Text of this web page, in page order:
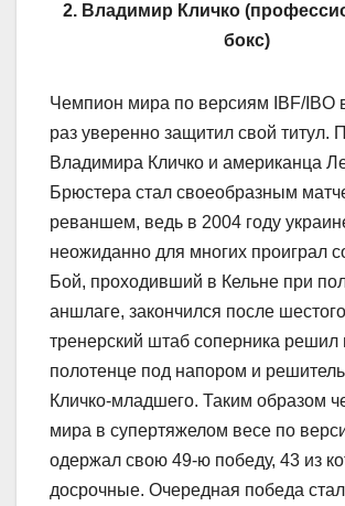
2. Владимир Кличко
бокс)
Чемпион мира по версиям IBF/IBO
раз уверенно защитил свой титул.
Владимира Кличко и американца
Брюстера стал своеобразным
реваншем, ведь в 2004 году
неожиданно для многих проиграл
Бой, проходивший в Кельне при
аншлаге, закончился после
тренерский штаб соперника решил
полотенце под напором и
Кличко-младшего. Таким образом
мира в супертяжелом весе по
одержал свою 49-ю победу, 43 из
досрочные. Очередная победа